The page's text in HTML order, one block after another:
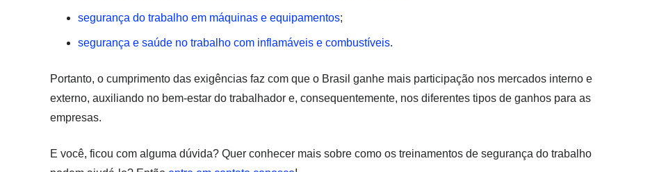
segurança do trabalho em máquinas e equipamentos;
segurança e saúde no trabalho com inflamáveis e combustíveis.
Portanto, o cumprimento das exigências faz com que o Brasil ganhe mais participação nos mercados interno e
externo, auxiliando no bem-estar do trabalhador e, consequentemente, nos diferentes tipos de ganhos para as
empresas.
E você, ficou com alguma dúvida? Quer conhecer mais sobre como os treinamentos de segurança do trabalho